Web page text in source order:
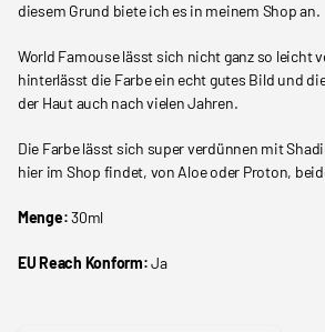
diesem Grund biete ich es in meinem Shop an.
World Famouse lässt sich nicht ganz so leicht
hinterlässt die Farbe ein echt gutes Bild und
der Haut auch nach vielen Jahren.
Die Farbe lässt sich super verdünnen mit
hier im Shop findet, von Aloe oder Proton,
Menge:30ml
EU Reach Konform:Ja